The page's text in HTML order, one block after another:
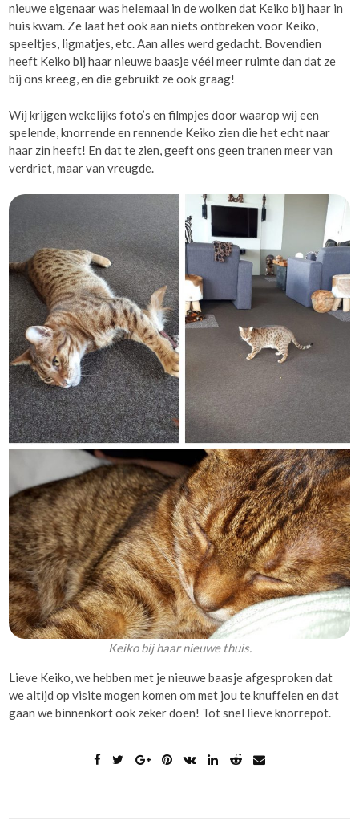
nieuwe eigenaar was helemaal in de wolken dat Keiko bij haar in
huis kwam. Ze laat het ook aan niets ontbreken voor Keiko,
speeltjes, ligmatjes, etc. Aan alles werd gedacht. Bovendien
heeft Keiko bij haar nieuwe baasje véél meer ruimte dan dat ze
bij ons kreeg, en die gebruikt ze ook graag!
Wij krijgen wekelijks foto’s en filmpjes door waarop wij een
spelende, knorrende en rennende Keiko zien die het echt naar
haar zin heeft! En dat te zien, geeft ons geen tranen meer van
verdriet, maar van vreugde.
Keiko bij haar nieuwe thuis.
Lieve Keiko, we hebben met je nieuwe baasje afgesproken dat
we altijd op visite mogen komen om met jou te knuffelen en dat
gaan we binnenkort ook zeker doen! Tot snel lieve knorrepot.